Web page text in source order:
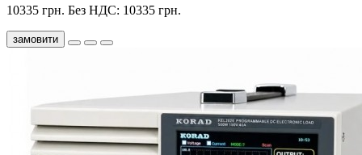
10335 грн. Без НДС: 10335 грн.
замовити